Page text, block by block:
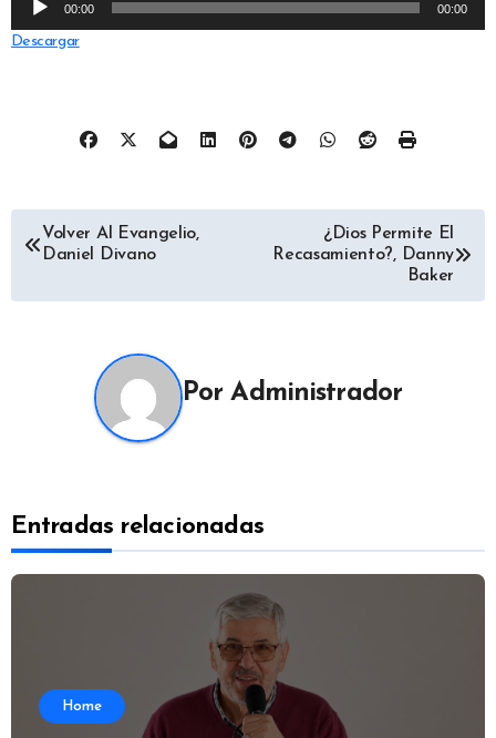
audio
00:00 00:00
Descargar
Navegación
Volver Al Evangelio,
Daniel Divano
¿Dios Permite El
Recasamiento?, Danny
Baker
PorAdministrador
Entradas relacionadas
Home